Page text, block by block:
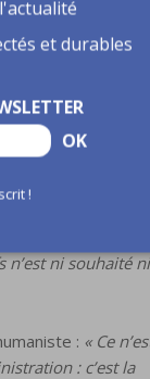
reste
besoins en
apparaissent
le
sur le
ni souhaité ni
: « Ce
: c’est la
et durables
OK
!